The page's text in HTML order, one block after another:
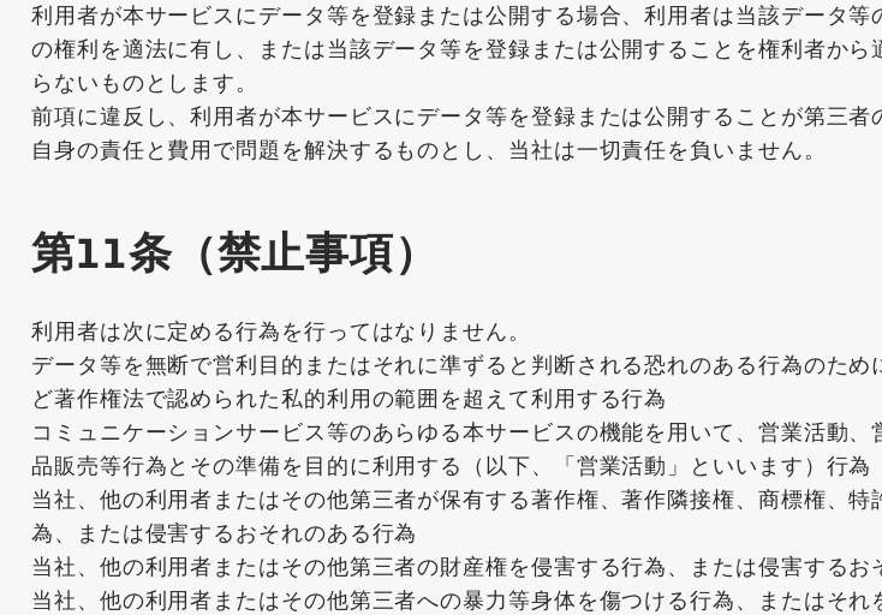
利用者が本サービスにデータ等を登録または公開する場合、利用者は当該データ等
の権利を適法に有し、または当該データ等を登録または公開することを権利者か
らないものとします。
前項に違反し、利用者が本サービスにデータ等を登録または公開することが第三
自身の責任と費用で問題を解決するものとし、当社は一切責任を負いません。
第11条（禁止事項）
利用者は次に定める行為を行ってはなりません。
データ等を無断で営利目的またはそれに準ずると判断される恐れのある行為のた
ど著作権法で認められた私的利用の範囲を超えて利用する行為
コミュニケーションサービス等のあらゆる本サービスの機能を用いて、営業活動
品販売等行為とその準備を目的に利用する（以下、「営業活動」といいます）行為
当社、他の利用者またはその他第三者が保有する著作権、著作隣接権、商標権、
為、または侵害するおそれのある行為
当社、他の利用者またはその他第三者の財産権を侵害する行為、または侵害するお
当社、他の利用者またはその他第三者への暴力等身体を傷つける行為、またはそれ